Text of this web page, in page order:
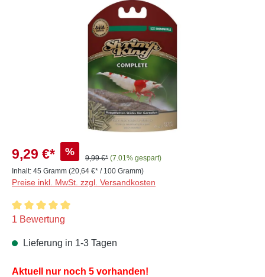
Bildergalerie überspringen
9,29 €* %
9,99 €* (7.01% gespart)
Inhalt: 45 Gramm (20,64 €* / 100 Gramm)
Preise inkl. MwSt. zzgl. Versandkosten
Durchschnittliche Bewertung von 5 von 5 Sternen
1 Bewertung
Lieferung in 1-3 Tagen
Aktuell nur noch 5 vorhanden!